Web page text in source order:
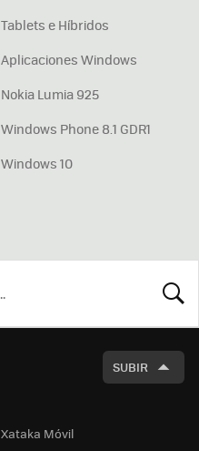
Tablets e Híbridos
Aplicaciones Windows
Nokia Lumia 925
Windows Phone 8.1 GDR1
Windows 10
SUBIR
Xataka Móvil